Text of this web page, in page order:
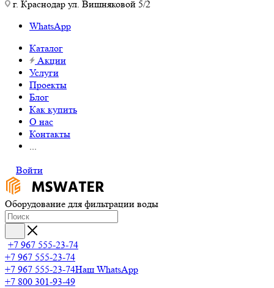
г. Краснодар ул. Вишняковой 5/2
WhatsApp
Каталог
Акции
Услуги
Проекты
Блог
Как купить
О нас
Контакты
...
Войти
Оборудование для фильтрации воды
+7 967 555-23-74
+7 967 555-23-74
+7 967 555-23-74Наш WhatsApp
+7 800 301-93-49